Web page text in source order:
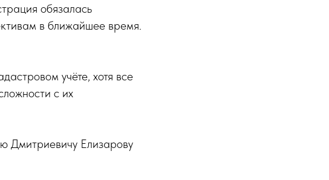
обязалась
в ближайшее время.
учёте, хотя все
с их
Дмитриевичу Елизарову